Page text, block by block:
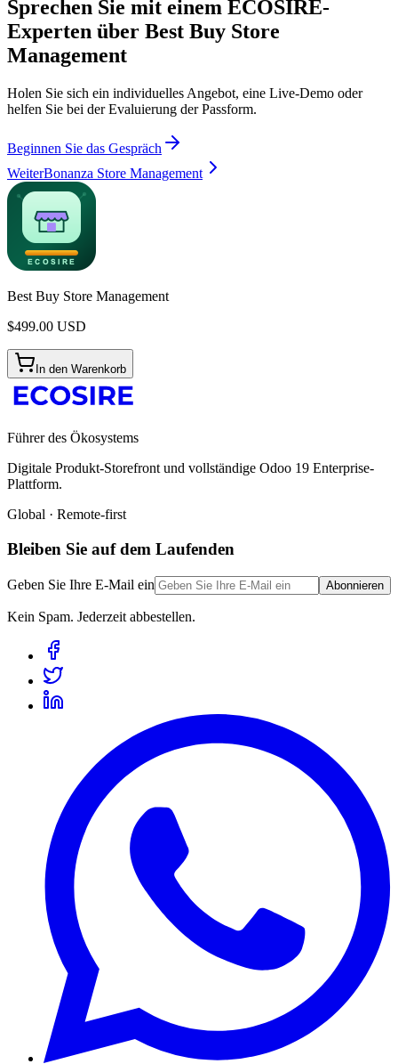
Sprechen Sie mit einem ECOSIRE-
Experten über Best Buy Store
Management
Holen Sie sich ein individuelles Angebot, eine Live-Demo oder
helfen Sie bei der Evaluierung der Passform.
Beginnen Sie das Gespräch
WeiterBonanza Store Management
Best Buy Store Management
$499.00 USD
In den Warenkorb
Führer des Ökosystems
Digitale Produkt-Storefront und vollständige Odoo 19 Enterprise-
Plattform.
Global · Remote-first
Bleiben Sie auf dem Laufenden
Geben Sie Ihre E-Mail ein Abonnieren
Kein Spam. Jederzeit abbestellen.